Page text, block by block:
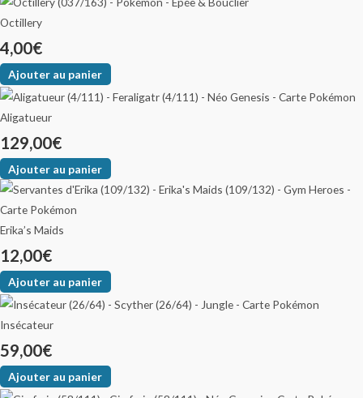
Octillery
4,00€
Ajouter au panier
Aligatueur
129,00€
Ajouter au panier
Erika’s Maids
12,00€
Ajouter au panier
Insécateur
59,00€
Ajouter au panier